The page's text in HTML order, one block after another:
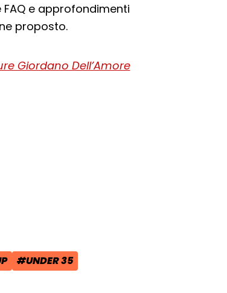
e approfondimenti
proposto.
Giordano Dell’Amore
finestra del browser
del browser
finestra del browser
TAG:
#UNDER 35